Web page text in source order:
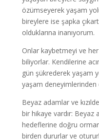
özümseyerek yaşam
bireylere ise şapka
olduklarına inanıyorum.
Onlar kaybetmeyi ve
biliyorlar. Kendilerine
gün şükrederek yaşam
yaşam
Beyaz adamlar ve
bir hikaye vardır: Beyaz
hedeflerine doğru
birden dururlar ve